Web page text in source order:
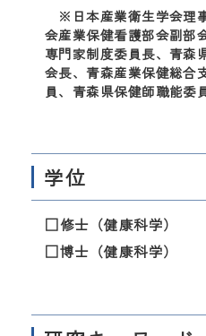
※日本産業衛生学会理
会産業保健看護部会副部
専門家制度委員長、青森
会長、青森産業保健総合
員、青森県保健師職能委
学位
□修士（健康科学）
□博士（健康科学）